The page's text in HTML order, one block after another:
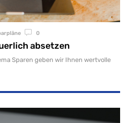
0
absetzen
Sparen geben wir Ihnen wertvolle